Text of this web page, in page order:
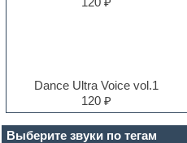
Выберите звуки по тегам
Dance Ultra Voice vol.1
120 ₽